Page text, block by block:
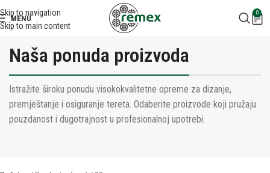
Skip to navigation
Skip to main content
MENU
0
Naša ponuda proizvoda
Istražite široku ponudu visokokvalitetne opreme za dizanje,
premještanje i osiguranje tereta. Odaberite proizvode koji pružaju
pouzdanost i dugotrajnost u profesionalnoj upotrebi.